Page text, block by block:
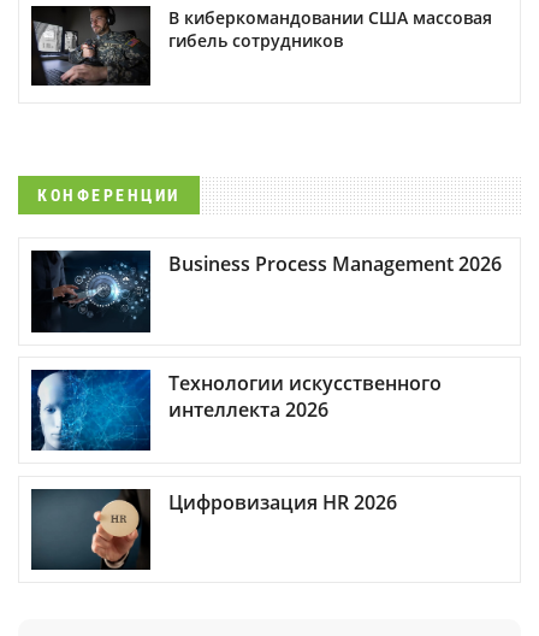
В киберкомандовании США массовая
гибель сотрудников
КОНФЕРЕНЦИИ
Business Process Management 2026
Технологии искусственного
интеллекта 2026
Цифровизация HR 2026